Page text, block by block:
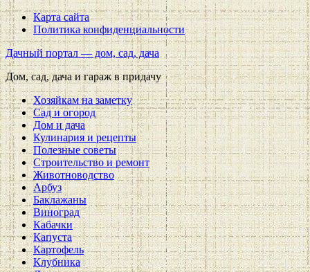
Карта сайта
Политика конфиденциальности
Дачный портал — дом, сад, дача
Дом, сад, дача и гараж в придачу
Хозяйкам на заметку
Сад и огород
Дом и дача
Кулинария и рецепты
Полезные советы
Строительство и ремонт
Животноводство
Арбуз
Баклажаны
Виноград
Кабачки
Капуста
Картофель
Клубника